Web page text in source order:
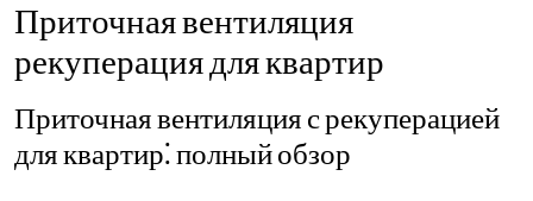
Приточная вентиляция
рекуперация для квартир
Приточная вентиляция с рекуперацией
для квартир⁚ полный обзор